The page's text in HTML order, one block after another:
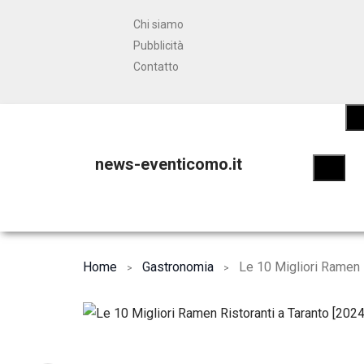
Chi siamo
Pubblicità
Contatto
news-eventicomo.it
Home Gastronomia Le 10 Migliori Ramen